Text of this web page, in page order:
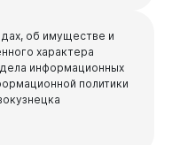
об имуществе и
характера
информационных
политики